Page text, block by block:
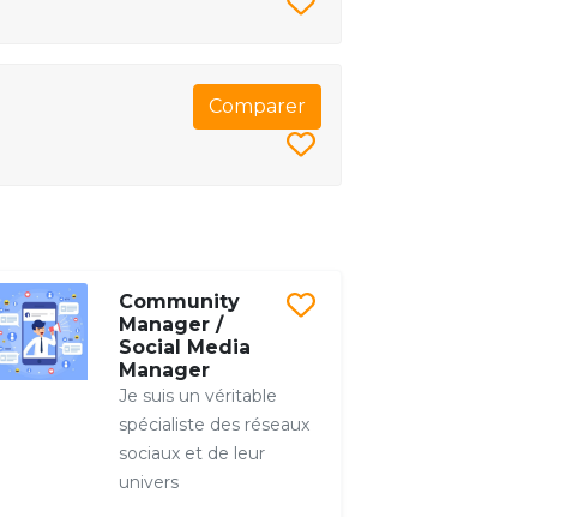
Comparer
Community
Manager /
Social Media
Manager
Je suis un véritable
spécialiste des réseaux
sociaux et de leur
univers